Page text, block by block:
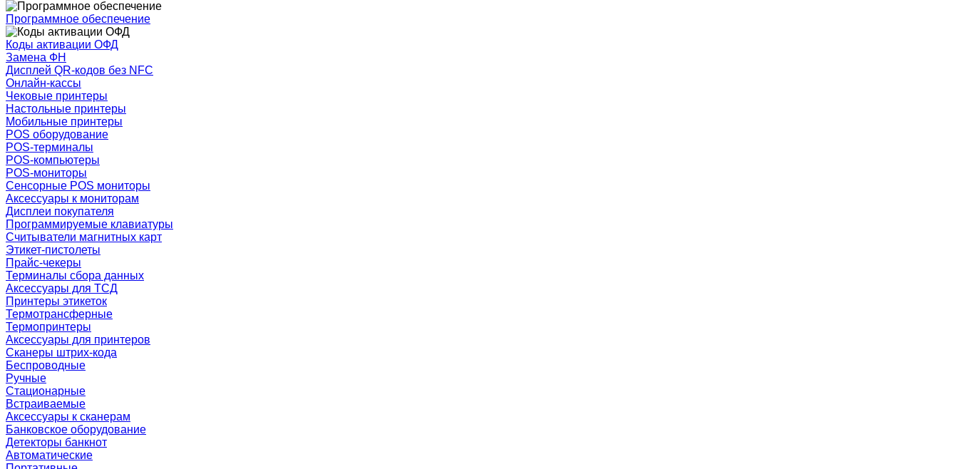
Программное обеспечение
Коды активации ОФД
Замена ФН
Дисплей QR-кодов без NFC
Онлайн-кассы
Чековые принтеры
Настольные принтеры
Мобильные принтеры
POS оборудование
POS-терминалы
POS-компьютеры
POS-мониторы
Сенсорные POS мониторы
Аксессуары к мониторам
Дисплеи покупателя
Программируемые клавиатуры
Считыватели магнитных карт
Этикет-пистолеты
Прайс-чекеры
Терминалы сбора данных
Аксессуары для ТСД
Принтеры этикеток
Термотрансферные
Термопринтеры
Аксессуары для принтеров
Сканеры штрих-кода
Беспроводные
Ручные
Стационарные
Встраиваемые
Аксессуары к сканерам
Банковское оборудование
Детекторы банкнот
Автоматические